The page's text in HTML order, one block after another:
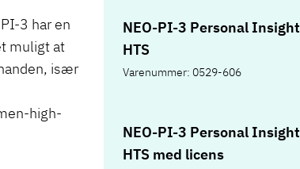
NEO-PI-3 Personal Insight
HTS
Varenummer: 0529-606
NEO-PI-3 Personal Insight
HTS med licens
3 har en
muligt at
især
high-